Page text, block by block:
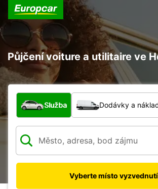
Půjčení voiture a utilitaire ve
Jaký typ vozidla?
Služba Dodávky a
Vyberte místo vyzvednutí